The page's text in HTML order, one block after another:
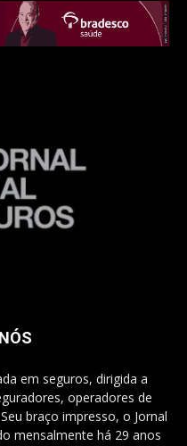
em seguros, dirigida a
operadores de
braço impresso, o Jornal
mensalmente há 29 anos